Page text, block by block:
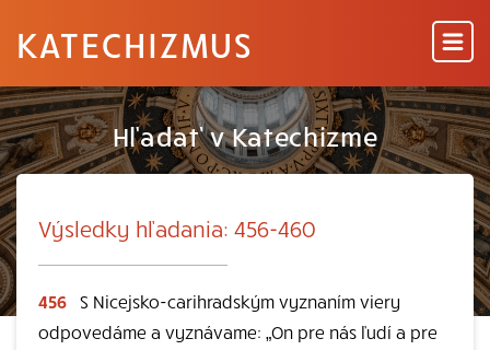
KATECHIZMUS
Hľadať v Katechizme
Výsledky hľadania: 456-460
456 S Nicejsko-carihradským vyznaním viery
odpovedáme a vyznávame: „On pre nás ľudí a pre